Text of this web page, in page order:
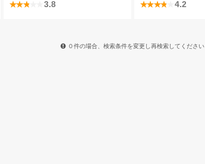
3.8 4.2
０件の場合、検索条件を変更し再検索してください